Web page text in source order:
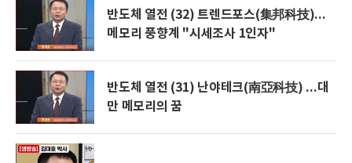
반도체 열전 (32) 트렌드포스(集邦科技)...
메모리 풍향계 "시세조사 1인자"
반도체 열전 (31) 난야테크(南亞科技) ...대
만 메모리의 꿈